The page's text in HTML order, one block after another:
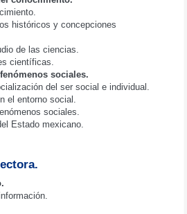
históricos y concepciones
de las ciencias.
científicas.
sociales.
del ser social e individual.
el entorno social.
sociales.
Estado mexicano.